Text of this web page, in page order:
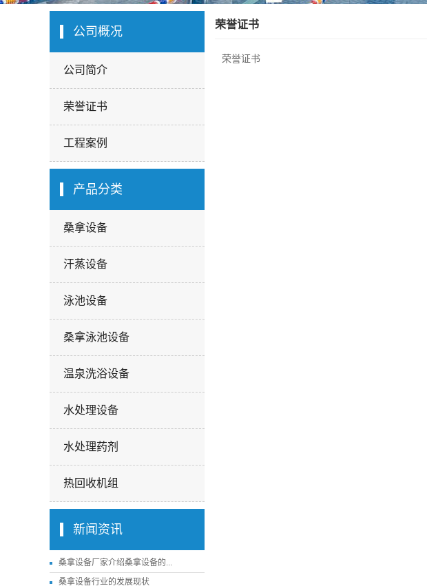
公司概况
公司简介
荣誉证书
工程案例
产品分类
桑拿设备
汗蒸设备
泳池设备
桑拿泳池设备
温泉洗浴设备
水处理设备
水处理药剂
热回收机组
新闻资讯
桑拿设备厂家介绍桑拿设备的...
桑拿设备行业的发展现状
荣誉证书
荣誉证书